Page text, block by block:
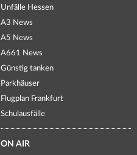
Unfälle Hessen
A3 News
A5 News
A661 News
Günstig tanken
Parkhäuser
Flugplan Frankfurt
Schulausfälle
ON AIR